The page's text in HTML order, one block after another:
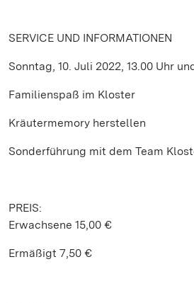
SERVICE UND INFORMATIONEN
Sonntag, 10. Juli 2022, 13.00 Uhr
Familienspaß im Kloster
Kräutermemory herstellen
Sonderführung mit dem Team
PREIS:
Erwachsene 15,00 €
Ermäßigt 7,50 €